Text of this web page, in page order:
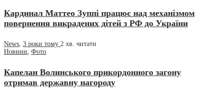
Кардинал Маттео Зуппі працює над механізмом
повернення викрадених дітей з РФ до України
News 3 роки тому 2 хв. читати
Новини Фото
Капелан Волинського прикордонного загону
отримав державну нагороду